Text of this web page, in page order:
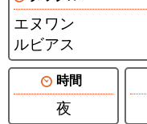
エヌワン
ルビアス
時間
夜